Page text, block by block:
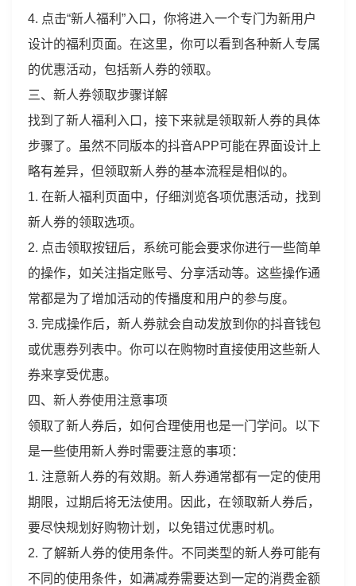
4. 点击“新人福利”入口，你将进入一个专门为新用户
设计的福利页面。在这里，你可以看到各种新人专属
的优惠活动，包括新人券的领取。
三、新人券领取步骤详解
找到了新人福利入口，接下来就是领取新人券的具体
步骤了。虽然不同版本的抖音APP可能在界面设计上
略有差异，但领取新人券的基本流程是相似的。
1. 在新人福利页面中，仔细浏览各项优惠活动，找到
新人券的领取选项。
2. 点击领取按钮后，系统可能会要求你进行一些简单
的操作，如关注指定账号、分享活动等。这些操作通
常都是为了增加活动的传播度和用户的参与度。
3. 完成操作后，新人券就会自动发放到你的抖音钱包
或优惠券列表中。你可以在购物时直接使用这些新人
券来享受优惠。
四、新人券使用注意事项
领取了新人券后，如何合理使用也是一门学问。以下
是一些使用新人券时需要注意的事项：
1. 注意新人券的有效期。新人券通常都有一定的使用
期限，过期后将无法使用。因此，在领取新人券后，
要尽快规划好购物计划，以免错过优惠时机。
2. 了解新人券的使用条件。不同类型的新人券可能有
不同的使用条件，如满减券需要达到一定的消费金额